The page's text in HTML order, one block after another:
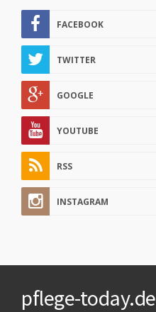
FACEBOOK
TWITTER
GOOGLE
YOUTUBE
RSS
INSTAGRAM
pflege-today.de